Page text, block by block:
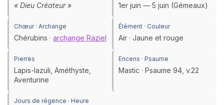
« Dieu Créateur » 1er juin — 5 juin (Gémeaux)
Chœur · Archange
Chérubins · archange Raziel
Élément · Couleur
Air · Jaune et rouge
Pierres
Lapis-lazuli, Améthyste,
Aventurine
Encens · Psaume
Mastic · Psaume 94, v.22
Jours de régence · Heure